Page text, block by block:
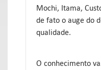
Mochi, Itama,
de fato o auge do
qualidade.
O conhecimento